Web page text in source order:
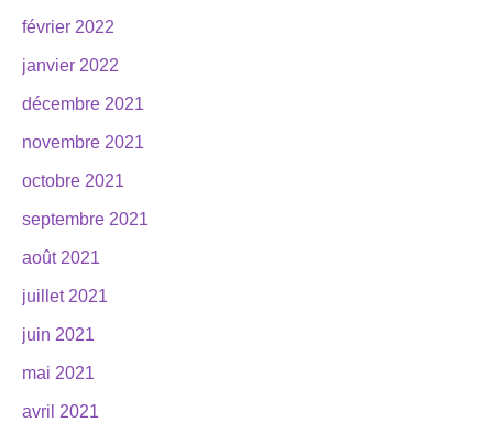
février 2022
janvier 2022
décembre 2021
novembre 2021
octobre 2021
septembre 2021
août 2021
juillet 2021
juin 2021
mai 2021
avril 2021